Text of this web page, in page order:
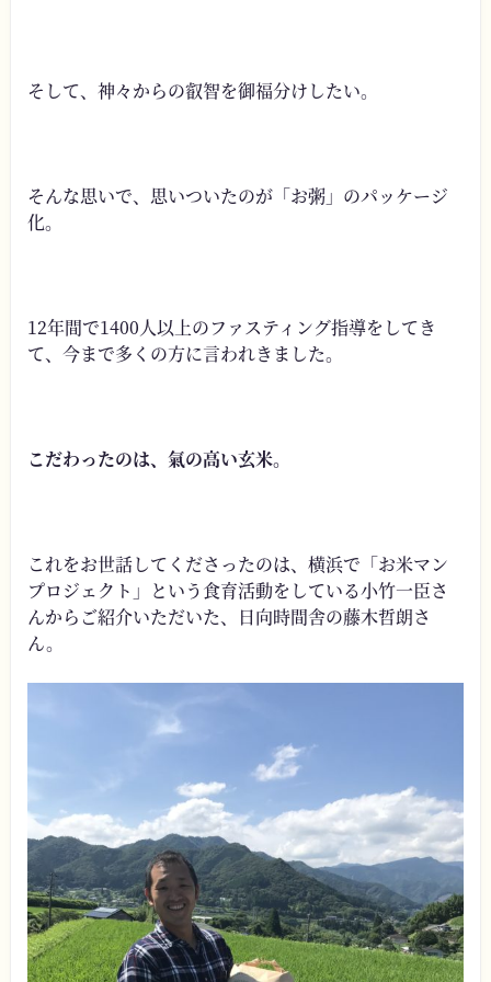
そして、神々からの叡智を御福分けしたい。
そんな思いで、思いついたのが「お粥」のパッケージ
化。
12年間で1400人以上のファスティング指導をしてき
て、今まで多くの方に言われきました。
こだわったのは、氣の高い玄米。
これをお世話してくださったのは、横浜で「お米マン
プロジェクト」という食育活動をしている小竹一臣さ
んからご紹介いただいた、日向時間舎の藤木哲朗さ
ん。